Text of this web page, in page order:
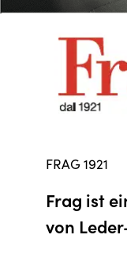
FRAG 1921
Frag ist
von